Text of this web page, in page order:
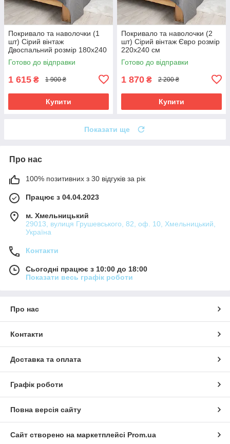
Покривало та наволочки (1
шт) Сірий вінтаж
Двоспальний розмір 180х240
см
Готово до відправки
1 615 ₴ 1 900 ₴
Купити
Покривало та наволочки (2
шт) Сірий вінтаж Євро розмір
220х240 см
Готово до відправки
1 870 ₴ 2 200 ₴
Купити
Показати ще
Про нас
100% позитивних з 30 відгуків за рік
Працює з 04.04.2023
м. Хмельницький
29013, вулиця Грушевського, 82, оф. 10, Хмельницький,
Україна
Контакти
Сьогодні працює з 10:00 до 18:00
Показати весь графік роботи
Про нас
Контакти
Доставка та оплата
Графік роботи
Повна версія сайту
Сайт створено на маркетплейсі Prom.ua